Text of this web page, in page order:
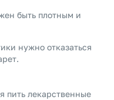
быть плотным и
нужно отказаться
пить лекарственные